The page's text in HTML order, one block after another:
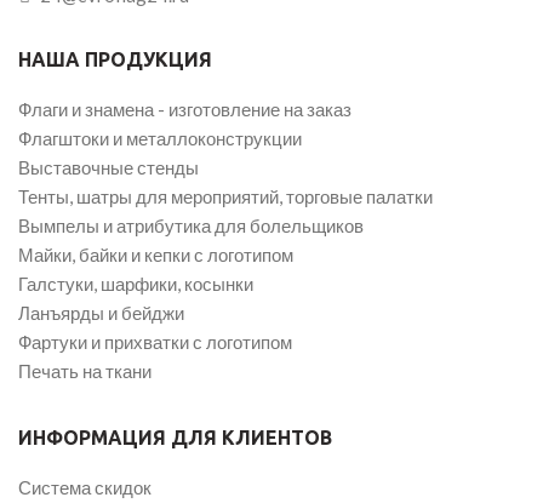
НАША ПРОДУКЦИЯ
Флаги и знамена - изготовление на заказ
Флагштоки и металлоконструкции
Выставочные стенды
Тенты, шатры для мероприятий, торговые палатки
Вымпелы и атрибутика для болельщиков
Майки, байки и кепки с логотипом
Галстуки, шарфики, косынки
Ланъярды и бейджи
Фартуки и прихватки с логотипом
Печать на ткани
ИНФОРМАЦИЯ ДЛЯ КЛИЕНТОВ
Система скидок